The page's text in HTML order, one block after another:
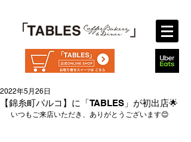
【錦糸町パルコ】に「TABLES」が初出店🌟
2022年5月26日
いつもご来店いただき、ありがとうございます😊